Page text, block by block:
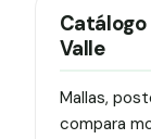
Catálogo
Valle
Mallas,
compara